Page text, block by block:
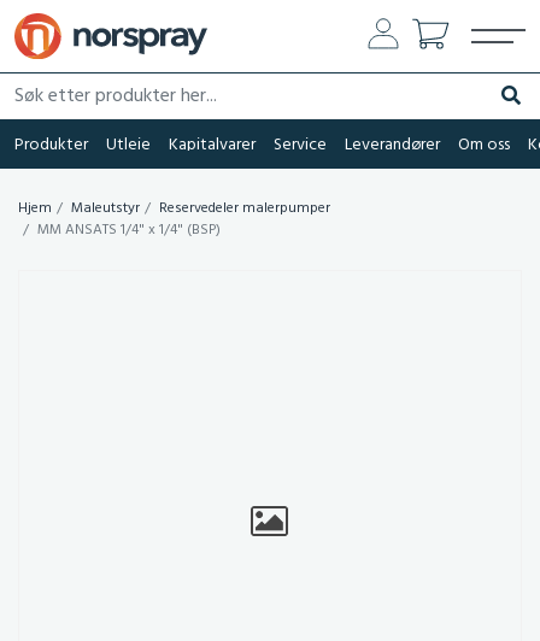
Søk etter produkter her...
Søk
Produkter Utleie Kapitalvarer Service Leverandører Om oss
Hjem Maleutstyr
Reservedeler malerpumper
MM ANSATS 1/4" x 1/4" (BSP)